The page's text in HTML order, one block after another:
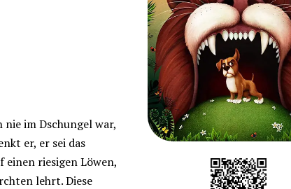
im Dschungel war,
er, er sei das
riesigen Löwen,
lehrt. Diese